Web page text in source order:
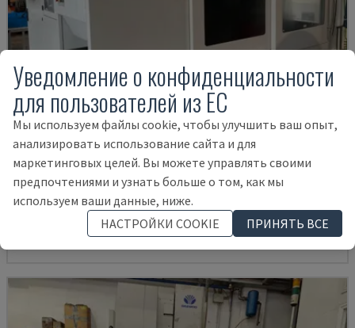
U5-1530
SPINNER - ВЕРТИКАЛЬНЫЙ ОБРАБАТЫВАЮЩИЙ ЦЕНТР
ГЕРМАНИЯ 2021 6.000 HRS
145.000 €
Уведомление о конфиденциальности
для пользователей из ЕС
Мы используем файлы cookie, чтобы улучшить ваш опыт,
анализировать использование сайта и для
маркетинговых целей. Вы можете управлять своими
предпочтениями и узнать больше о том, как мы
используем ваши данные, ниже.
НАСТРОЙКИ COOKIE
ПРИНЯТЬ ВСЕ